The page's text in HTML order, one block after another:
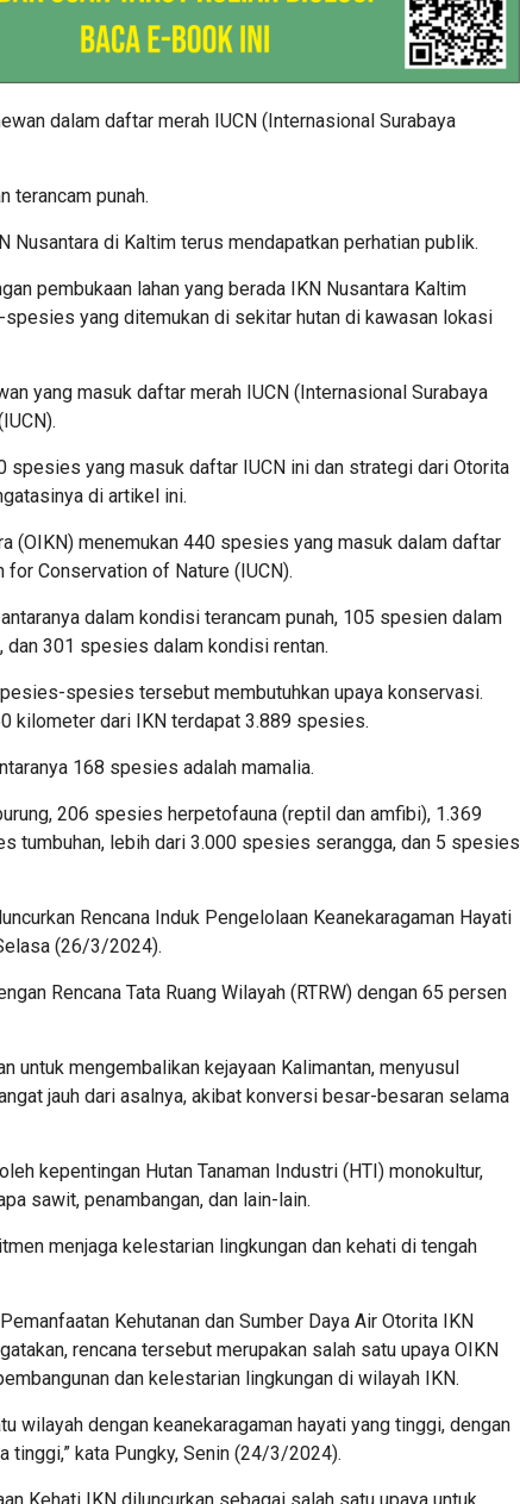
dalam daftar merah IUCN (Internasional Surabaya
terancam punah.
Nusantara di Kaltim terus mendapatkan perhatian publik.
pembukaan lahan yang berada IKN Nusantara Kaltim
yang ditemukan di sekitar hutan di kawasan lokasi
yang masuk daftar merah IUCN (Internasional Surabaya
spesies yang masuk daftar IUCN ini dan strategi dari Otorita
di artikel ini.
(OIKN) menemukan 440 spesies yang masuk dalam daftar
for Conservation of Nature (IUCN).
dalam kondisi terancam punah, 105 spesien dalam
dan 301 spesies dalam kondisi rentan.
spesies tersebut membutuhkan upaya konservasi.
kilometer dari IKN terdapat 3.889 spesies.
168 spesies adalah mamalia.
206 spesies herpetofauna (reptil dan amfibi), 1.369
tumbuhan, lebih dari 3.000 spesies serangga, dan 5 spesies
Rencana Induk Pengelolaan Keanekaragaman Hayati
(26/3/2024).
Rencana Tata Ruang Wilayah (RTRW) dengan 65 persen
untuk mengembalikan kejayaan Kalimantan, menyusul
jauh dari asalnya, akibat konversi besar-besaran selama
kepentingan Hutan Tanaman Industri (HTI) monokultur,
sawit, penambangan, dan lain-lain.
menjaga kelestarian lingkungan dan kehati di tengah
Kehutanan dan Sumber Daya Air Otorita IKN
rencana tersebut merupakan salah satu upaya OIKN
dan kelestarian lingkungan di wilayah IKN.
wilayah dengan keanekaragaman hayati yang tinggi, dengan
tinggi,” kata Pungky, Senin (24/3/2024).
Kehati IKN diluncurkan sebagai salah satu upaya untuk